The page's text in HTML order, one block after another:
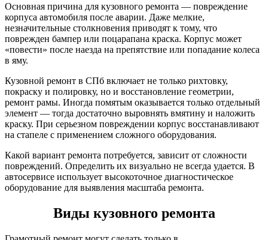
Основная причина для кузовного ремонта — повреждение
корпуса автомобиля после аварии. Даже мелкие,
незначительные столкновения приводят к тому, что
поврежден бампер или поцарапана краска. Корпус может
«повести» после наезда на препятствие или попадание колеса
в яму.
Кузовной ремонт в СПб включает не только рихтовку,
покраску и полировку, но и восстановление геометрии,
ремонт рамы. Иногда помятым оказывается только отдельный
элемент — тогда достаточно выровнять вмятину и наложить
краску. При серьезном повреждении корпус восстанавливают
на стапеле с применением сложного оборудования.
Какой вариант ремонта потребуется, зависит от сложности
повреждений. Определить их визуально не всегда удается. В
автосервисе использует высокоточное диагностическое
оборудование для выявления масштаба ремонта.
Виды кузовного ремонта